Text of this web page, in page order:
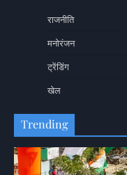
राजनीति
मनोरंजन
ट्रेंडिंग
खेल
Trending